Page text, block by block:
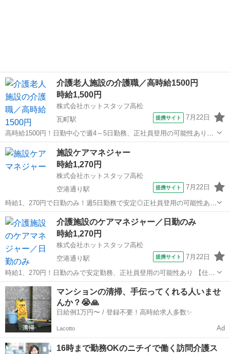
介護老人施設の介護職／高時給1500円
時給1,500円
株式会社ホットスタッフ高松
瓦町駅
提携サイト 7月22日
高時給1500円！日勤中心で週4～5日勤務、正社員登用の可能性あり
【仕事内容】 ----------------------------------------- ＜ 作業内容 ＞ 施設内
での介護業務全般をお願いし...
香川 高松市 瓦町駅 介護
施設ケアマネジャー
時給1,270円
株式会社ホットスタッフ高松
空港通り駅
提携サイト 7月22日
時給1、270円で日勤のみ！週5日勤務で安定◎正社員登用の可能性あり
【仕事内容】 ケアマネージャー資格が活かせる♪
——————————————————— ◆企業情報◆
香川 空港通り駅 ケアマネージャー
介護施設のケアマネジャー／日勤のみ
時給1,270円
株式会社ホットスタッフ高松
空港通り駅
提携サイト 7月22日
時給1、270円！日勤のみで安定勤務、正社員登用の可能性あり 【仕事
内容】 ケアマネージャー資格が活かせる♪
——————————————————— ◆企業情報◆
香川 高松市 ケアマネージャー
マンションの清掃、手伝ってくれる人いませ
んか？😭🙏
日給例1万円〜 / 登録不要！高時給求人多数✨
Lacotto Ad
16時まで勤務OKのニチイで働く訪問介護ス